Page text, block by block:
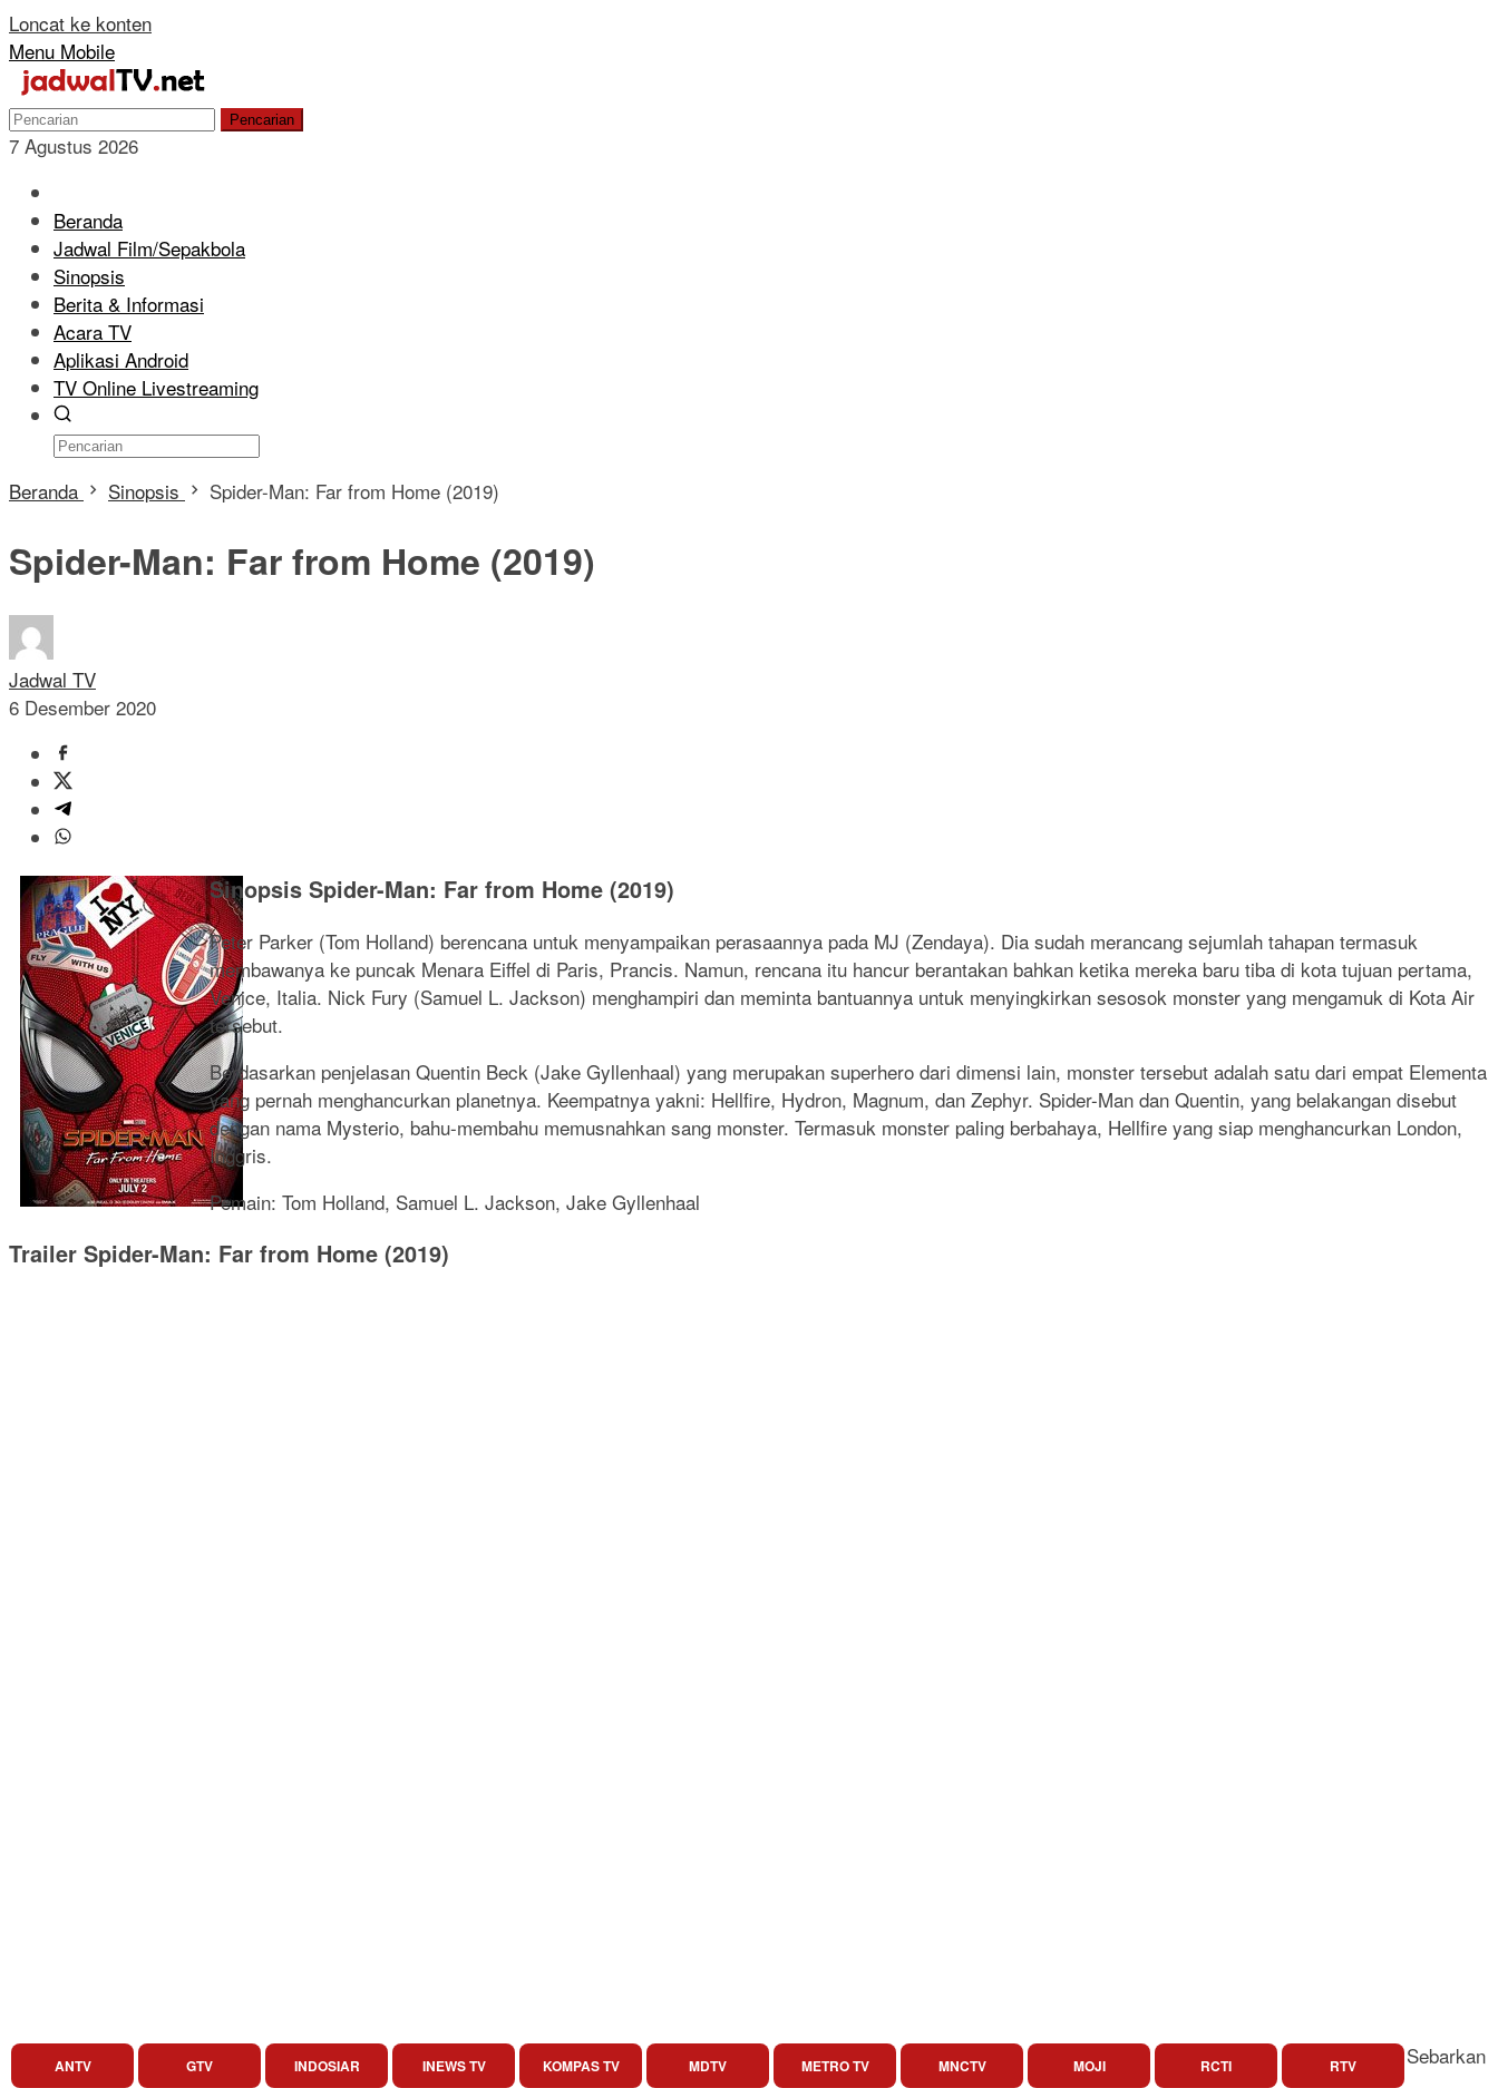
Loncat ke konten
Menu Mobile
Pencarian
7 Agustus 2026
Beranda
Jadwal Film/Sepakbola
Sinopsis
Berita & Informasi
Acara TV
Aplikasi Android
TV Online Livestreaming
Beranda Sinopsis Spider-Man: Far from Home (2019)
Spider-Man: Far from Home (2019)
Jadwal TV
6 Desember 2020
Sinopsis Spider-Man: Far from Home (2019)
Peter Parker (Tom Holland) berencana untuk menyampaikan perasaannya pada MJ (Zendaya). Dia sudah merancang sejumlah tahapan termasuk
membawanya ke puncak Menara Eiffel di Paris, Prancis. Namun, rencana itu hancur berantakan bahkan ketika mereka baru tiba di kota tujuan pertama,
Venice, Italia. Nick Fury (Samuel L. Jackson) menghampiri dan meminta bantuannya untuk menyingkirkan sesosok monster yang mengamuk di Kota Air
tersebut.
Berdasarkan penjelasan Quentin Beck (Jake Gyllenhaal) yang merupakan superhero dari dimensi lain, monster tersebut adalah satu dari empat Elementa
yang pernah menghancurkan planetnya. Keempatnya yakni: Hellfire, Hydron, Magnum, dan Zephyr. Spider-Man dan Quentin, yang belakangan disebut
dengan nama Mysterio, bahu-membahu memusnahkan sang monster. Termasuk monster paling berbahaya, Hellfire yang siap menghancurkan London,
Inggris.
Pemain: Tom Holland, Samuel L. Jackson, Jake Gyllenhaal
Trailer Spider-Man: Far from Home (2019)
ANTV GTV INDOSIAR INEWS TV KOMPAS TV MDTV METRO TV MNCTV MOJI RCTI RTV Sebarkan